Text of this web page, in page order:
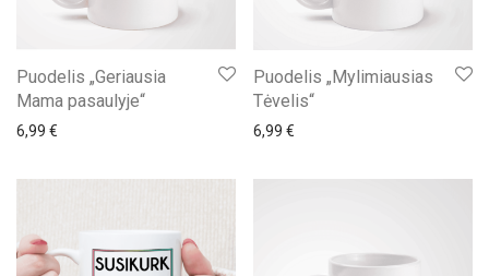
Puodelis „Geriausia
Mama pasaulyje“
6,99 €
Puodelis „Mylimiausias
Tėvelis“
6,99 €